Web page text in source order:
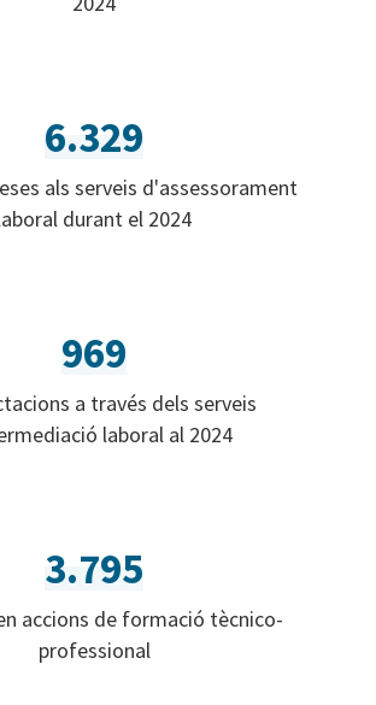
6.329
als serveis d'assessorament
durant el 2024
969
a través dels serveis
laboral al 2024
3.795
accions de formació tècnico-
professional